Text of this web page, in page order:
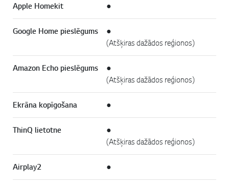
Apple Homekit ●
Google Home pieslēgums
●
(Atšķiras dažādos reģionos)
Amazon Echo pieslēgums
●
(Atšķiras dažādos reģionos)
Ekrāna kopīgošana ●
ThinQ lietotne
●
(Atšķiras dažādos reģionos)
Airplay2 ●